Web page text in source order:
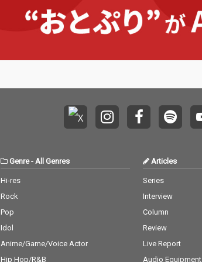
Genre- All Genres
Hi-res
Rock
Pop
Idol
Anime/Game/Voice Actor
Hip Hop/R&B
Articles
Series
Interview
Column
Review
Live Report
Audio Equipment